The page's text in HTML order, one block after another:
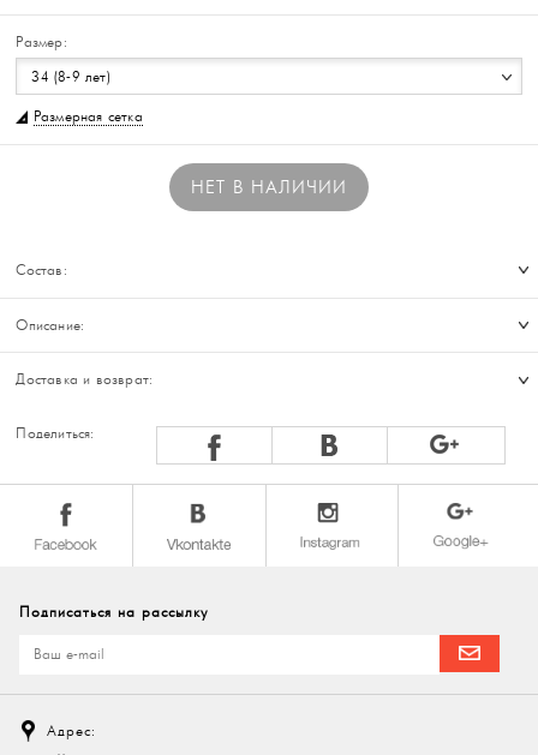
Размер:
34 (8-9 лет)
Размерная сетка
НЕТ В НАЛИЧИИ
Состав:
Описание:
Доставка и возврат:
Поделиться:
Подписаться на рассылку
Адрес: